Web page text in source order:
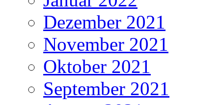
Dezember 2021
November 2021
Oktober 2021
September 2021